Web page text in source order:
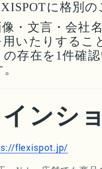
に格別
・文言・会社
いたりするこ
の存在を1件確
ンシ
flexispot.jp/